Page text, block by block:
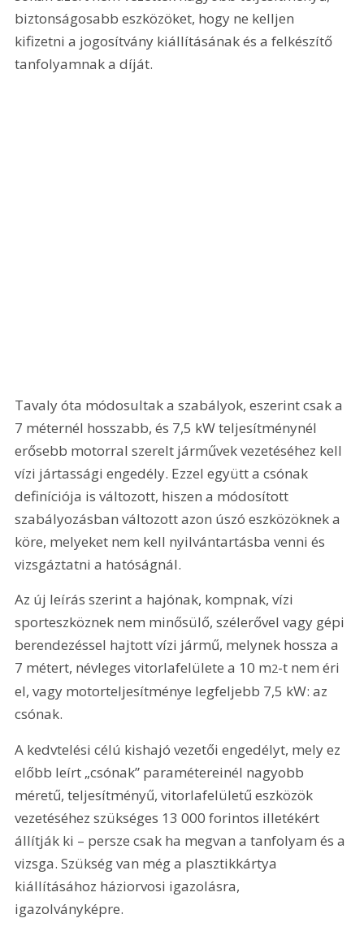
biztonságosabb eszközöket, hogy ne kelljen
kifizetni a jogosítvány kiállításának és a felkészítő
tanfolyamnak a díját.
Tavaly óta módosultak a szabályok, eszerint csak a
7 méternél hosszabb, és 7,5 kW teljesítménynél
erősebb motorral szerelt járművek vezetéséhez kell
vízi jártassági engedély. Ezzel együtt a csónak
definíciója is változott, hiszen a módosított
szabályozásban változott azon úszó eszközöknek a
köre, melyeket nem kell nyilvántartásba venni és
vizsgáztatni a hatóságnál.
Az új leírás szerint a hajónak, kompnak, vízi
sporteszköznek nem minősülő, szélerővel vagy gépi
berendezéssel hajtott vízi jármű, melynek hossza a
7 métert, névleges vitorlafelülete a 10 m2-t nem éri
el, vagy motorteljesítménye legfeljebb 7,5 kW: az
csónak.
A kedvtelési célú kishajó vezetői engedélyt, mely ez
előbb leírt „csónak” paramétereinél nagyobb
méretű, teljesítményű, vitorlafelületű eszközök
vezetéséhez szükséges 13 000 forintos illetékért
állítják ki – persze csak ha megvan a tanfolyam és a
vizsga. Szükség van még a plasztikkártya
kiállításához háziorvosi igazolásra,
igazolványképre.